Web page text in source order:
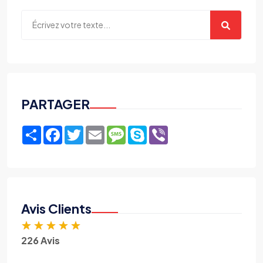
PARTAGER
ShareFacebook
TwitterEmailMessage
Skype
Avis Clients
★ ★ ★ ★ ★
226 Avis